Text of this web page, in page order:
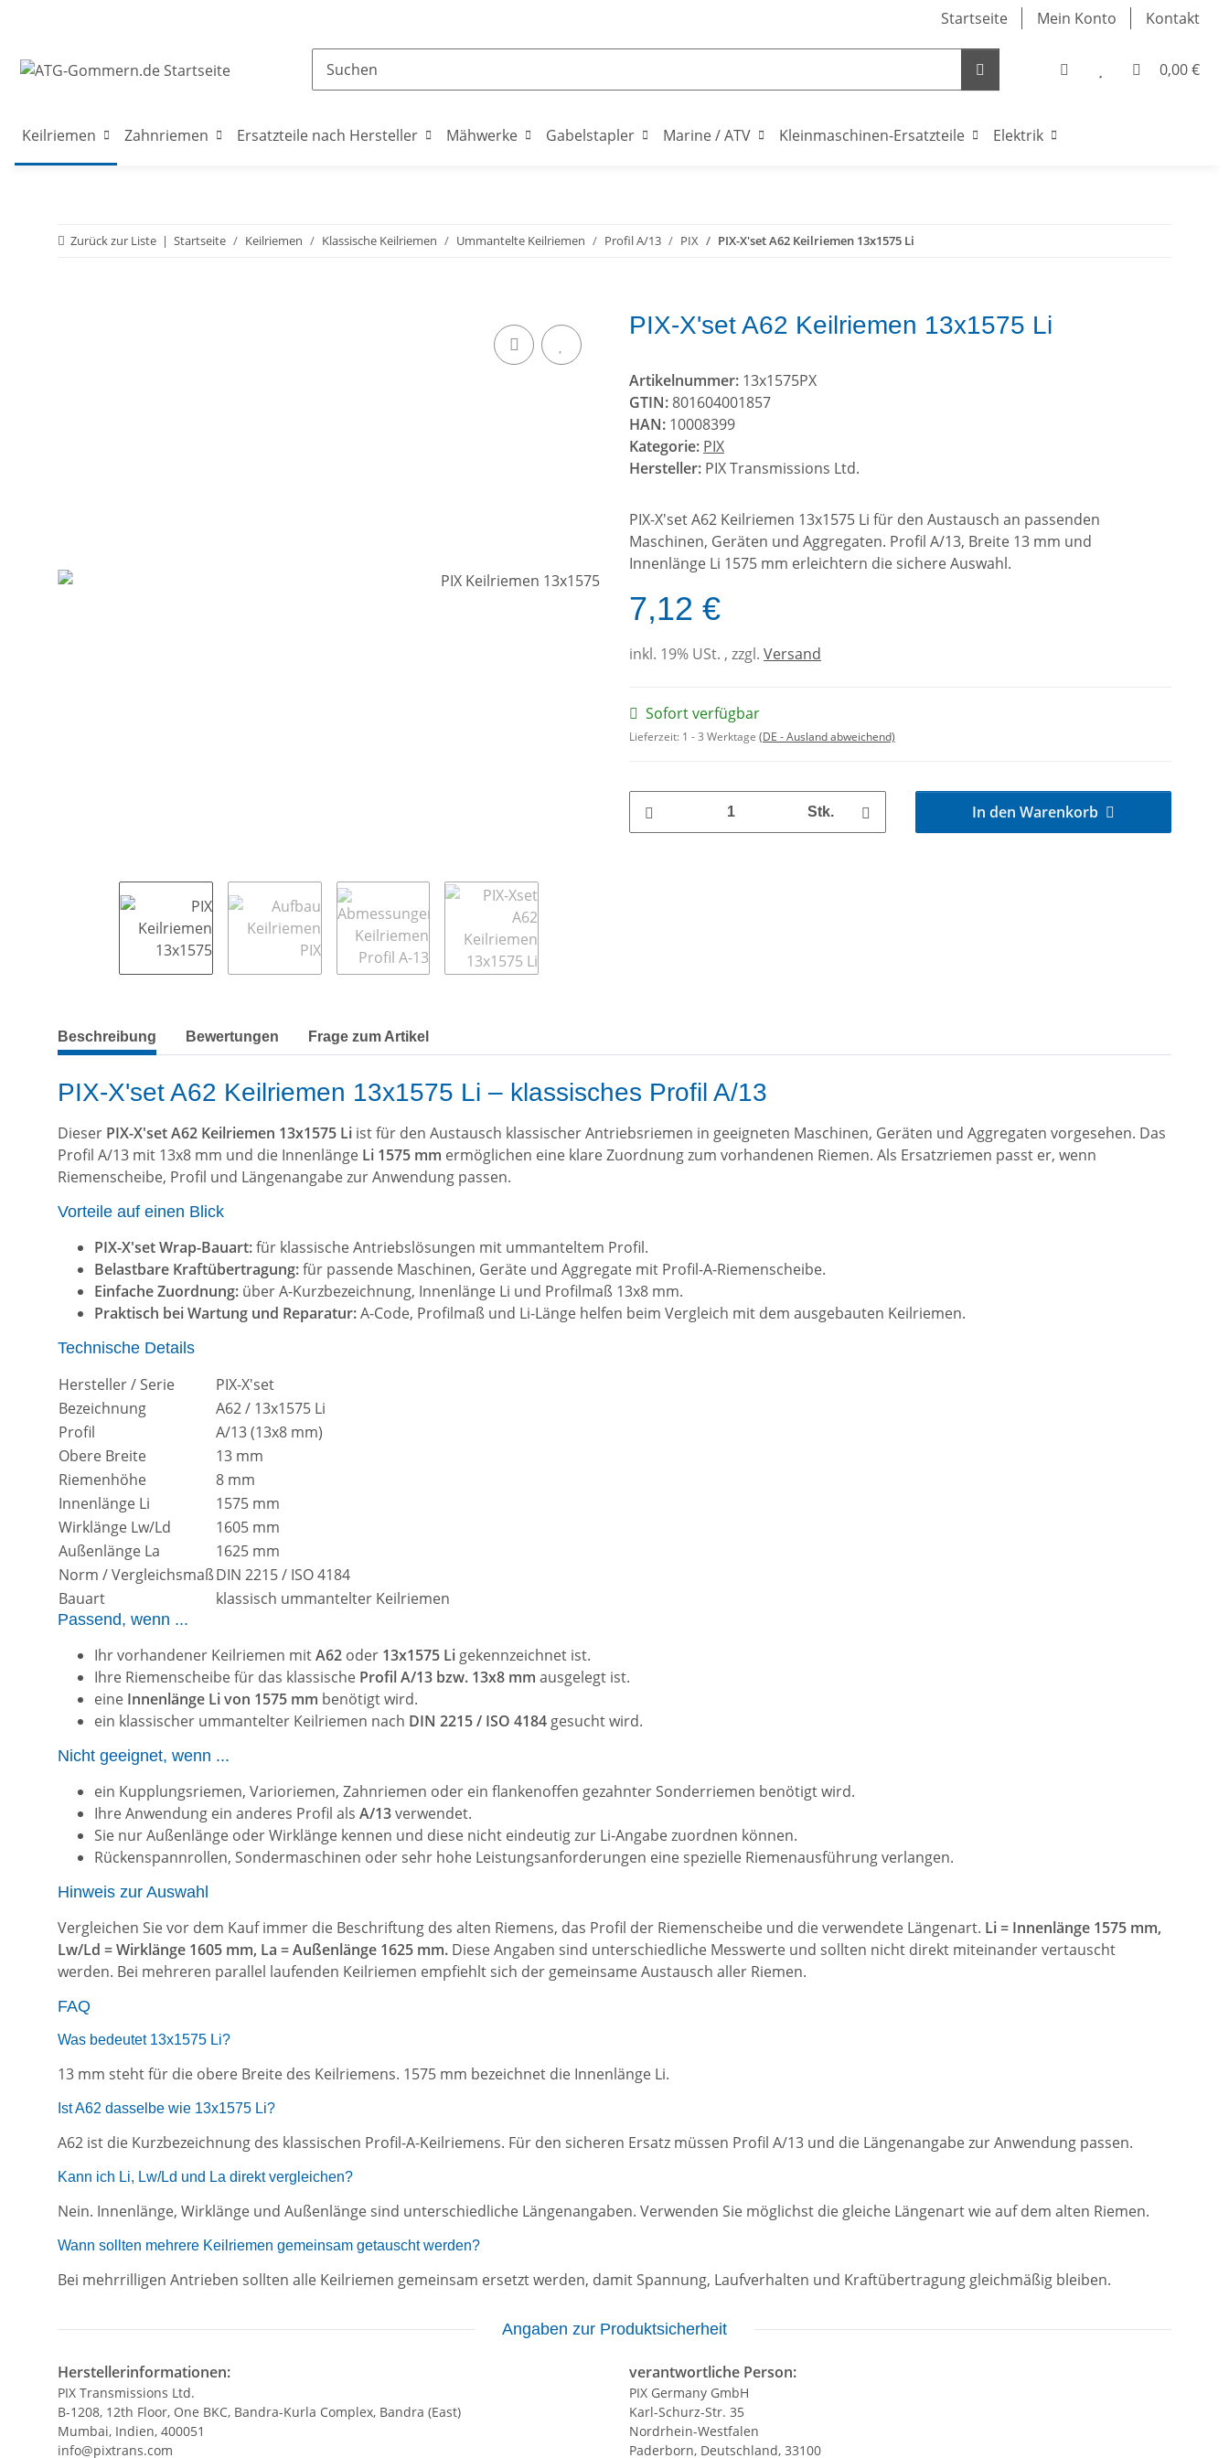
Startseite Mein Konto Kontakt
0,00 €
Keilriemen Zahnriemen Ersatzteile nach Hersteller Mähwerke Gabelstapler Marine / ATV Kleinmaschinen-Ersatzteile Elektrik
Zurück zur Liste Startseite Keilriemen Klassische Keilriemen Ummantelte Keilriemen Profil A/13 PIX PIX-X'set A62 Keilriemen 13x1575 Li
PIX-X'set A62 Keilriemen 13x1575 Li
Artikelnummer: 13x1575PX
GTIN:801604001857
HAN: 10008399
Kategorie: PIX
Hersteller: PIX Transmissions Ltd.
PIX-X'set A62 Keilriemen 13x1575 Li für den Austausch an passenden
Maschinen, Geräten und Aggregaten. Profil A/13, Breite 13 mm und
Innenlänge Li 1575 mm erleichtern die sichere Auswahl.
7,12 €
inkl. 19% USt. , zzgl. Versand
Sofort verfügbar
Lieferzeit: 1 - 3 Werktage (DE - Ausland abweichend)
Stk. In den Warenkorb
weitere Registerkarten anzeigen
Beschreibung Bewertungen Frage zum Artikel
PIX-X'set A62 Keilriemen 13x1575 Li – klassisches Profil A/13
Dieser PIX-X'set A62 Keilriemen 13x1575 Li ist für den Austausch klassischer Antriebsriemen in geeigneten Maschinen, Geräten und Aggregaten vorgesehen. Das
Profil A/13 mit 13x8 mm und die Innenlänge Li 1575 mm ermöglichen eine klare Zuordnung zum vorhandenen Riemen. Als Ersatzriemen passt er, wenn
Riemenscheibe, Profil und Längenangabe zur Anwendung passen.
Vorteile auf einen Blick
PIX-X'set Wrap-Bauart:für klassische Antriebslösungen mit ummanteltem Profil.
Belastbare Kraftübertragung:für passende Maschinen, Geräte und Aggregate mit Profil-A-Riemenscheibe.
Einfache Zuordnung: über A-Kurzbezeichnung, Innenlänge Li und Profilmaß 13x8 mm.
Praktisch bei Wartung und Reparatur:A-Code, Profilmaß und Li-Länge helfen beim Vergleich mit dem ausgebauten Keilriemen.
Technische Details
Hersteller / Serie
PIX-X'set
Bezeichnung
A62 / 13x1575 Li
Profil
A/13 (13x8 mm)
Obere Breite
13 mm
Riemenhöhe
8 mm
Innenlänge Li
1575 mm
Wirklänge Lw/Ld
1605 mm
Außenlänge La
1625 mm
Norm / VergleichsmaßDIN 2215 / ISO 4184
Bauart
klassisch ummantelter Keilriemen
Passend, wenn ...
Ihr vorhandener Keilriemen mitA62 oder 13x1575 Li gekennzeichnet ist.
Ihre Riemenscheibe für das klassische Profil A/13 bzw. 13x8 mm ausgelegt ist.
eine Innenlänge Li von 1575 mm benötigt wird.
ein klassischer ummantelter Keilriemen nach DIN 2215 / ISO 4184 gesucht wird.
Nicht geeignet, wenn ...
ein Kupplungsriemen, Varioriemen, Zahnriemen oder ein flankenoffen gezahnter Sonderriemen benötigt wird.
Ihre Anwendung ein anderes Profil als A/13verwendet.
Sie nur Außenlänge oder Wirklänge kennen und diese nicht eindeutig zur Li-Angabe zuordnen können.
Rückenspannrollen, Sondermaschinen oder sehr hohe Leistungsanforderungen eine spezielle Riemenausführung verlangen.
Hinweis zur Auswahl
Vergleichen Sie vor dem Kauf immer die Beschriftung des alten Riemens, das Profil der Riemenscheibe und die verwendete Längenart. Li = Innenlänge 1575 mm,
Lw/Ld = Wirklänge 1605 mm, La = Außenlänge 1625 mm. Diese Angaben sind unterschiedliche Messwerte und sollten nicht direkt miteinander vertauscht
werden. Bei mehreren parallel laufenden Keilriemen empfiehlt sich der gemeinsame Austausch aller Riemen.
FAQ
Was bedeutet 13x1575 Li?
13 mm steht für die obere Breite des Keilriemens. 1575 mm bezeichnet die Innenlänge Li.
Ist A62 dasselbe wie 13x1575 Li?
A62 ist die Kurzbezeichnung des klassischen Profil-A-Keilriemens. Für den sicheren Ersatz müssen Profil A/13 und die Längenangabe zur Anwendung passen.
Kann ich Li, Lw/Ld und La direkt vergleichen?
Nein. Innenlänge, Wirklänge und Außenlänge sind unterschiedliche Längenangaben. Verwenden Sie möglichst die gleiche Längenart wie auf dem alten Riemen.
Wann sollten mehrere Keilriemen gemeinsam getauscht werden?
Bei mehrrilligen Antrieben sollten alle Keilriemen gemeinsam ersetzt werden, damit Spannung, Laufverhalten und Kraftübertragung gleichmäßig bleiben.
Angaben zur Produktsicherheit
Herstellerinformationen:
PIX Transmissions Ltd.
B-1208, 12th Floor, One BKC, Bandra-Kurla Complex, Bandra (East)
Mumbai, Indien, 400051
info@pixtrans.com
verantwortliche Person:
PIX Germany GmbH
Karl-Schurz-Str. 35
Nordrhein-Westfalen
Paderborn, Deutschland, 33100